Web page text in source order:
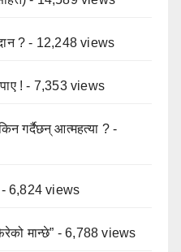
? - 12,248 views
! - 7,353 views
गर्दैछन् आत्महत्या ? -
- 6,824 views
मान्छे” - 6,788 views